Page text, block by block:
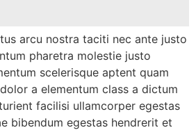
arcu nostra taciti nec ante justo
pharetra molestie justo
scelerisque aptent quam
a elementum class a dictum
facilisi ullamcorper egestas
bibendum egestas hendrerit et